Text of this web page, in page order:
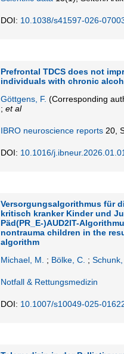
DOI: 10.1038/s41597-026-
Prefrontal TDCS does not
individuals with chronic
Göttgens, F. (Corresponding
; et al
IBRO neuroscience reports 20,
DOI: 10.1016/
Versorgungsalgorithmus für
kritisch kranker Kinder und
Päd(PR_E‑)AUD2IT-
nontrauma children in the
algorithm
Michael, M.
; Bölke, C. ; Schunk,
Notfall & Rettungsmedizin
DOI: 10.1007/s10049-025-